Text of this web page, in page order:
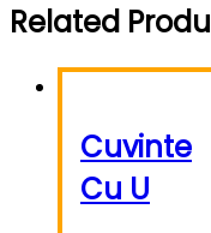
Related
Cuvinte
Cu U